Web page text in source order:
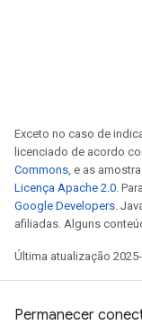
Exceto no caso de
licenciado de acordo
Commons, e as
Licença Apache 2.0.
Google Developers.
afiliadas. Alguns
Última atualização
Permanecer